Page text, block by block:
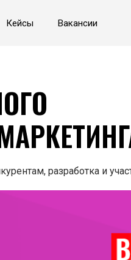
Кейсы Вакансии
разработка и